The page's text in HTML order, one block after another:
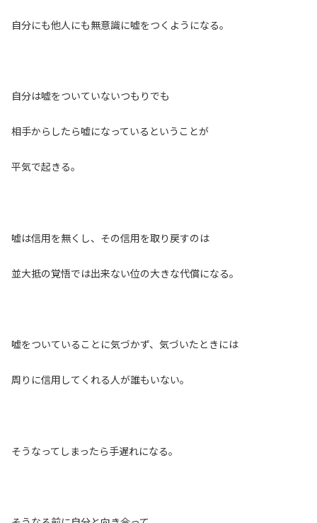
自分にも他人にも無意識に嘘をつくようになる。
自分は嘘をついていないつもりでも
相手からしたら嘘になっているということが
平気で起きる。
嘘は信用を無くし、その信用を取り戻すのは
並大抵の覚悟では出来ない位の大きな代償になる。
嘘をついていることに気づかず、気づいたときには
周りに信用してくれる人が誰もいない。
そうなってしまったら手遅れになる。